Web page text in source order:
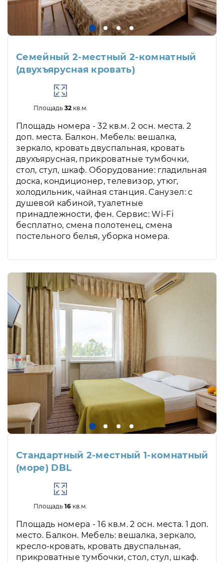
Семейный 2-местный 2-комнатный
(двухъярусная кровать)
Площадь 32кв.м.
Площадь номера - 32 кв.м. 2 осн. места. 2
доп. места. Балкон. Мебель: вешалка,
зеркало, кровать двуспальная, кровать
двухъярусная, прикроватные тумбочки,
стол, стул, шкаф. Оборудование: гладильная
доска, кондиционер, телевизор, утюг,
холодильник, чайная станция. Санузел: с
душевой кабиной, туалетные
принадлежности, фен. Сервис: Wi-Fi
бесплатно, смена полотенец, смена
постельного белья, уборка номера.
Стандартный 2-местный 1-комнатный
(море) DBL
Площадь16 кв.м.
Площадь номера - 16 кв.м. 2 осн. места. 1 доп.
место. Балкон. Мебель: вешалка, зеркало,
кресло-кровать, кровать двуспальная,
прикроватные тумбочки, стол, стул, шкаф.